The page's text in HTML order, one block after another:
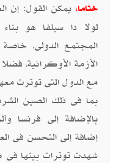
ختاما، يمكن القول: إن
لولا دا سيلفا هو
المجتمع الدولى،
الأزمة الأوكرانية،
مع الدول التى توترت
بما فى ذلك الصين
بالإضافة إلى فرنسا
إضافة إلى التحسن فى
شهدت توترات بينها فى